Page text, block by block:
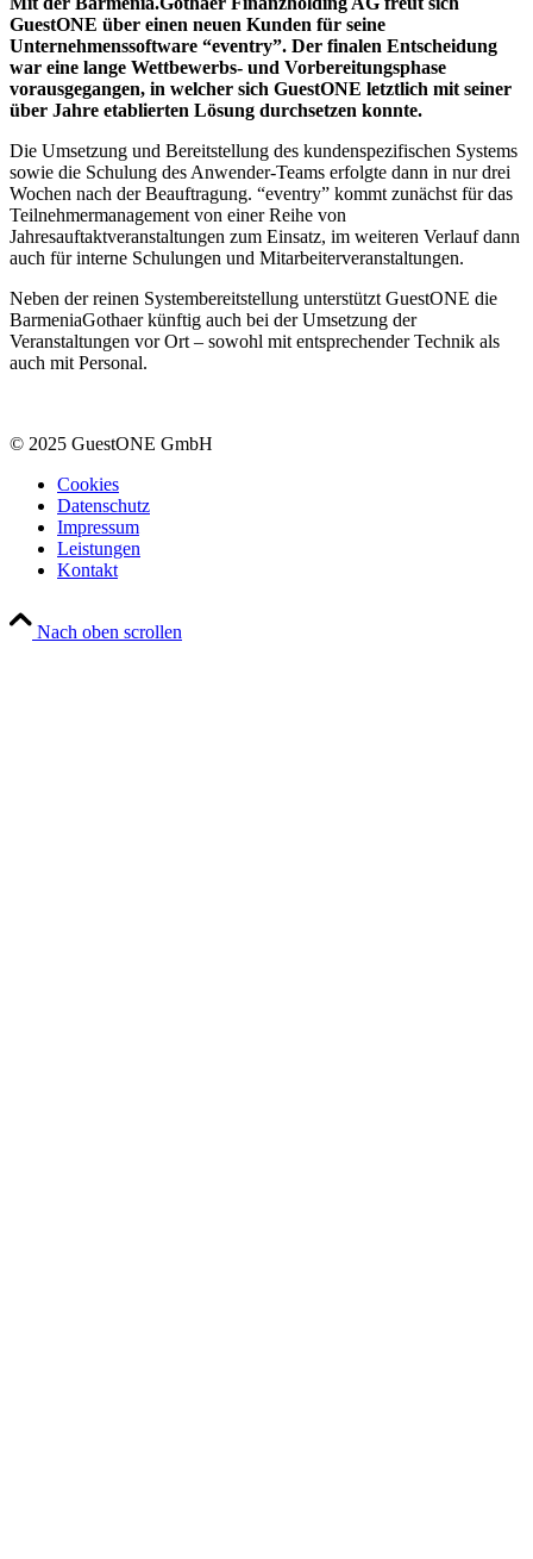
GuestONE über einen neuen Kunden für seine
Unternehmenssoftware “eventry”. Der finalen Entscheidung
war eine lange Wettbewerbs- und Vorbereitungsphase
vorausgegangen, in welcher sich GuestONE letztlich mit seiner
über Jahre etablierten Lösung durchsetzen konnte.
Die Umsetzung und Bereitstellung des kundenspezifischen Systems
sowie die Schulung des Anwender-Teams erfolgte dann in nur drei
Wochen nach der Beauftragung. “eventry” kommt zunächst für das
Teilnehmermanagement von einer Reihe von
Jahresauftaktveranstaltungen zum Einsatz, im weiteren Verlauf dann
auch für interne Schulungen und Mitarbeiterveranstaltungen.
Neben der reinen Systembereitstellung unterstützt GuestONE die
BarmeniaGothaer künftig auch bei der Umsetzung der
Veranstaltungen vor Ort – sowohl mit entsprechender Technik als
auch mit Personal.
© 2025 GuestONE GmbH
Cookies
Datenschutz
Impressum
Leistungen
Kontakt
Nach oben scrollen